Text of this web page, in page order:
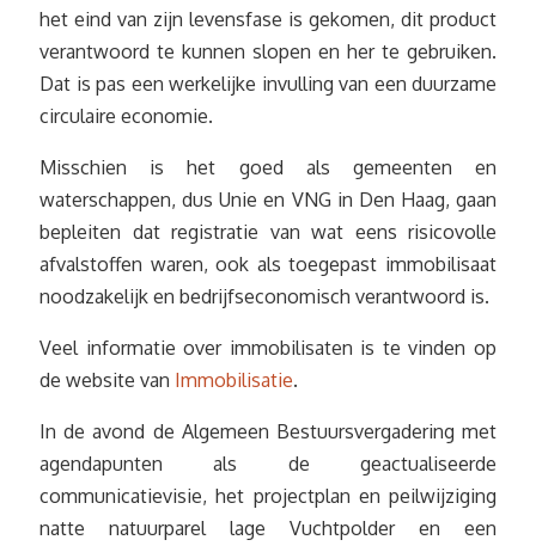
het eind van zijn levensfase is gekomen, dit product
verantwoord te kunnen slopen en her te gebruiken.
Dat is pas een werkelijke invulling van een duurzame
circulaire economie.
Misschien is het goed als gemeenten en
waterschappen, dus Unie en VNG in Den Haag, gaan
bepleiten dat registratie van wat eens risicovolle
afvalstoffen waren, ook als toegepast immobilisaat
noodzakelijk en bedrijfseconomisch verantwoord is.
Veel informatie over immobilisaten is te vinden op
de website van Immobilisatie.
In de avond de Algemeen Bestuursvergadering met
agendapunten als de geactualiseerde
communicatievisie, het projectplan en peilwijziging
natte natuurparel lage Vuchtpolder en een